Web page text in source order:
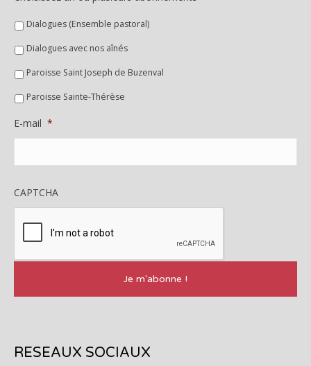
Dialogues (Ensemble pastoral)
Dialogues avec nos aînés
Paroisse Saint Joseph de Buzenval
Paroisse Sainte-Thérèse
E-mail *
CAPTCHA
RESEAUX SOCIAUX